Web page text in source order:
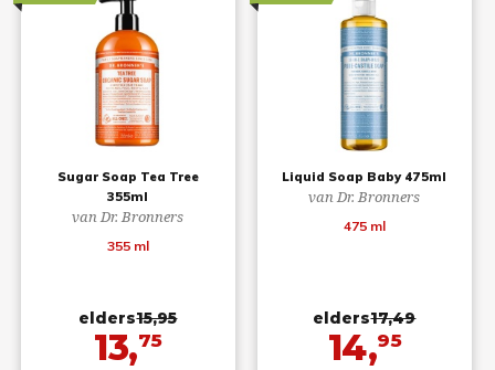
Sugar Soap Tea Tree
355ml
van Dr. Bronners
355 ml
elders15,95
13,75
Liquid Soap Baby 475ml
van Dr. Bronners
475 ml
elders17,49
14,95